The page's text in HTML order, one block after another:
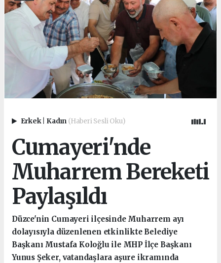
Erkek Kadın (Haberi Sesli Oku)
Cumayeri'nde
Muharrem Bereketi
Paylaşıldı
Düzce'nin Cumayeri ilçesinde Muharrem ayı
dolayısıyla düzenlenen etkinlikte Belediye
Başkanı Mustafa Koloğlu ile MHP İlçe Başkanı
Yunus Şeker, vatandaşlara aşure ikramında